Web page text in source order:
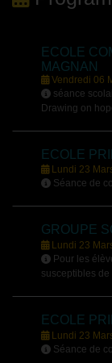
ECOLE
MAGNAN
Vendredi 06
séance
Drawing on
ECOLE
Lundi 23 Mars
Séance de
GROUPE
Lundi 23 Mars
Pour les
susceptibles
ECOLE
Lundi 23
Séance de